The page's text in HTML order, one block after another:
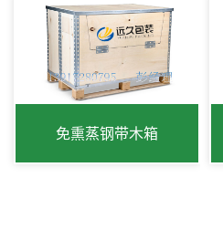
免熏蒸钢带木箱